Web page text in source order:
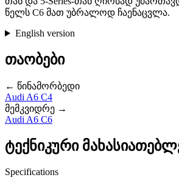
წელს C6 მათ უბრალოდ ჩაენაცვლა.
English version
თაობები
← წინამორბედი
Audi A6 C4
მემკვიდრე →
Audi A6 C6
ტექნიკური
Specifications